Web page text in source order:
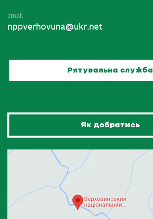
email
nppverhovuna@ukr.net
Рятувальна служба
Як добратись